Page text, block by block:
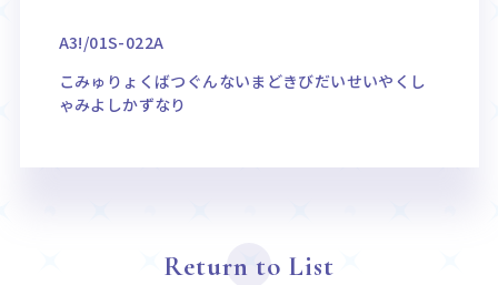
A3!/01S-022A
こみゅりょくばつぐんないまどきびだいせいやくし
ゃみよしかずなり
Return to List